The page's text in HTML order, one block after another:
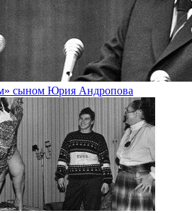
сыном Юрия Андропова